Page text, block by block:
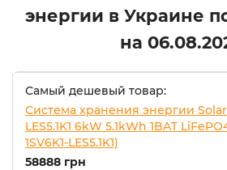
энергии в Украине
на
Самый дешевый товар:
Система хранения энергии
LES5.1K1 6kW 5.1kWh 1BAT
1SV6K1-LES5.1K1)
58888 грн